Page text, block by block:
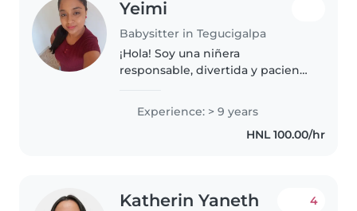
Yeimi
Babysitter in Tegucigalpa
¡Hola! Soy una niñera
responsable, divertida y paciente
cuidando niños de todas las
edades. Me encanta dibujar, leer
cuentos, hacer manualidades,
Experience: > 9 years
HNL 100.00/hr
Katherin Yaneth 4